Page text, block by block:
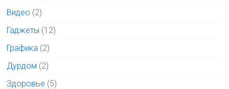
Видео (2)
Гаджеты (12)
Графика (2)
Дурдом (2)
Здоровье (5)